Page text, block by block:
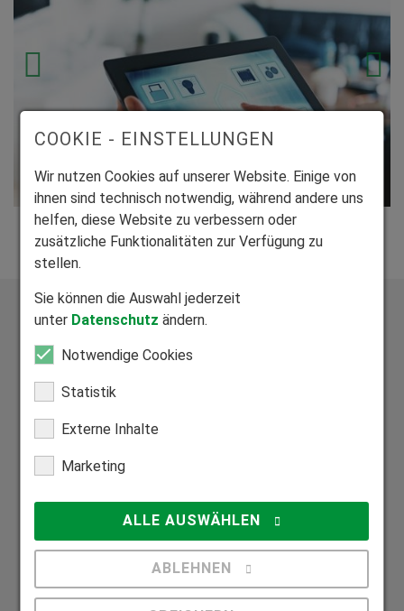
Home?
Exklusive Bauelemente aus vier zertifizierten Werken
Mitglied Bundesverband Direktvertrieb
Seriöser Direktvertrieb zum Nutzen unserer Kunden.
COOKIE - EINSTELLUNGEN
Wir nutzen Cookies auf unserer Website. Einige von
ihnen sind technisch notwendig, während andere uns
helfen, diese Website zu verbessern oder
zusätzliche Funktionalitäten zur Verfügung zu
stellen.
Sie können die Auswahl jederzeit
unter Datenschutz ändern.
Notwendige Cookies
Statistik
Externe Inhalte
Marketing
ALLE AUSWÄHLEN
ABLEHNEN